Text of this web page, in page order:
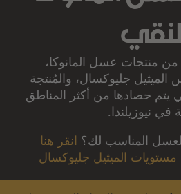
منتجات عسل المانوكا،
الميثيل جليوكسال، والمُنتجة
يتم حصادها من أكثر المناطق
في نيوزيلندا.
المناسب لك؟ انقر هنا
الميثيل جليوكسال